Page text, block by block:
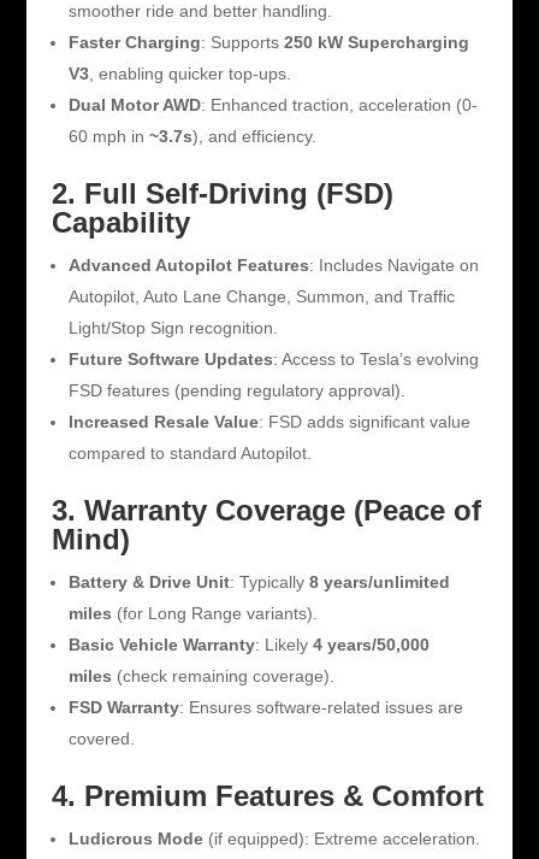
smoother ride and better handling.
Faster Charging: Supports 250 kW Supercharging
V3, enabling quicker top-ups.
Dual Motor AWD: Enhanced traction, acceleration (0-
60 mph in ~3.7s), and efficiency.
2. Full Self-Driving (FSD)
Capability
Advanced Autopilot Features: Includes Navigate on
Autopilot, Auto Lane Change, Summon, and Traffic
Light/Stop Sign recognition.
Future Software Updates: Access to Tesla’s evolving
FSD features (pending regulatory approval).
Increased Resale Value: FSD adds significant value
compared to standard Autopilot.
3. Warranty Coverage (Peace of
Mind)
Battery & Drive Unit: Typically 8 years/unlimited
miles (for Long Range variants).
Basic Vehicle Warranty: Likely 4 years/50,000
miles (check remaining coverage).
FSD Warranty: Ensures software-related issues are
covered.
4. Premium Features & Comfort
Ludicrous Mode(if equipped): Extreme acceleration.